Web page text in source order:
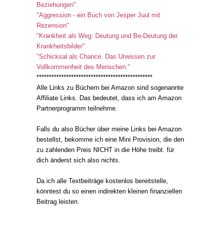
Beziehungen"
"Aggression - ein Buch von Jesper Juul mit
Rezension"
"Krankheit als Weg: Deutung und Be-Deutung der
Krankheitsbilder"
"Schicksal als Chance. Das Urwissen zur
Vollkommenheit des Menschen."
***********************************************
Alle Links zu Büchern bei Amazon sind sogenannte
Affiliate Links. Das bedeutet, dass ich am Amazon
Partnerprogramm teilnehme.
Falls du also Bücher über meine Links bei Amazon
bestellst, bekomme ich eine Mini Provision, die den
zu zahlenden Preis NICHT in die Höhe treibt. für
dich änderst sich also nichts.
Da ich alle Textbeiträge kostenlos bereitstelle,
könntest du so einen indirekten kleinen finanziellen
Beitrag leisten.